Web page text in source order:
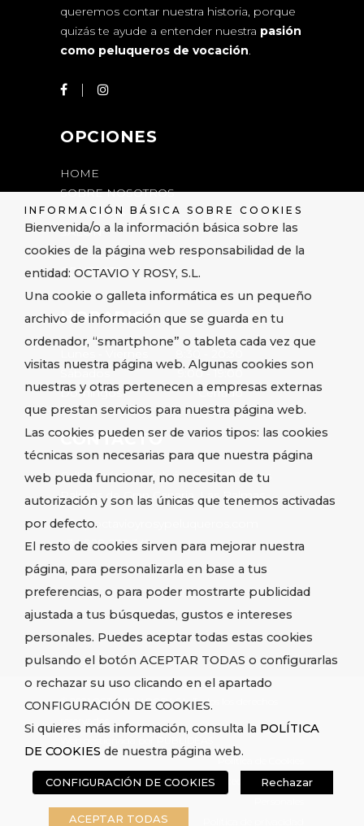
queremos contar nuestra historia, porque
quizás te ayude a entender nuestra pasión
como peluqueros de vocación.
OPCIONES
HOME
SOBRE NOSOTROS
SERVICIOS
SALÓN
PRODUCTOS
CONTACTO
HORARIO
9:00 -
Domingos
Cerrado
CONTACTO
Calle Jerónimo Falcón, 28, 35004 Las
Palmas de Gran Canaria, Las Palmas
info@octavioyrosypeluqueros.com
+34 928 232 349
© 2021 OCTAVIO Y ROSY, S.L. Todos los derechos
reservados.
Compromiso con la Protección de Datos
INFORMACIÓN BÁSICA SOBRE COOKIES
Bienvenida/o a la información básica sobre las
cookies de la página web responsabilidad de la
entidad: OCTAVIO Y ROSY, S.L.
Una cookie o galleta informática es un pequeño
archivo de información que se guarda en tu
ordenador, “smartphone” o tableta cada vez que
visitas nuestra página web. Algunas cookies son
nuestras y otras pertenecen a empresas externas
que prestan servicios para nuestra página web.
Las cookies pueden ser de varios tipos: las cookies
técnicas son necesarias para que nuestra página
web pueda funcionar, no necesitan de tu
autorización y son las únicas que tenemos activadas
por defecto.
El resto de cookies sirven para mejorar nuestra
página, para personalizarla en base a tus
preferencias, o para poder mostrarte publicidad
ajustada a tus búsquedas, gustos e intereses
personales. Puedes aceptar todas estas cookies
pulsando el botón ACEPTAR TODAS o configurarlas
o rechazar su uso clicando en el apartado
CONFIGURACIÓN DE COOKIES.
Si quieres más información, consulta la POLÍTICA
DE COOKIES de nuestra página web.
CONFIGURACIÓN DE COOKIES Rechazar
ACEPTAR TODAS